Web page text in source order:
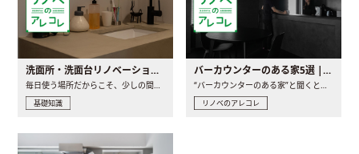
洗面所・洗面台リノベーションの事例と間取りアイデア
毎日使う場所だからこそ、少しの間取りの工夫や素材の選び方で..
基礎知識
バーカウンターのある家5選 | 日常に馴染む“距離の近い”キッチンとは
“バーカウンターのある家”と聞くと、少し特別な、大人のための..
リノベのアレコレ